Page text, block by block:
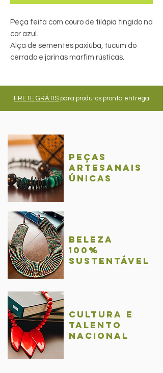
Peça feita com couro de tilápia tingido na
cor azul.
Alça de sementes paxiúba, tucum do
cerrado e jarinas marfim rústicas.
FRETE GRÁTIS para produtos pronta entrega
Peças
Artesanais
únicas
BelezA
100%
sustentável
Cultura e
talentO
nacional